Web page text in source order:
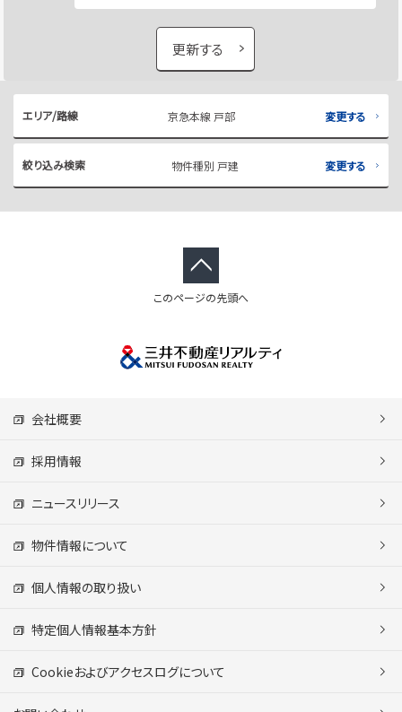
更新する
エリア/路線 京急本線 戸部 変更する
絞り込み検索 物件種別 戸建 変更する
このページの先頭へ
会社概要
採用情報
ニュースリリース
物件情報について
個人情報の取り扱い
特定個人情報基本方針
Cookieおよびアクセスログについて